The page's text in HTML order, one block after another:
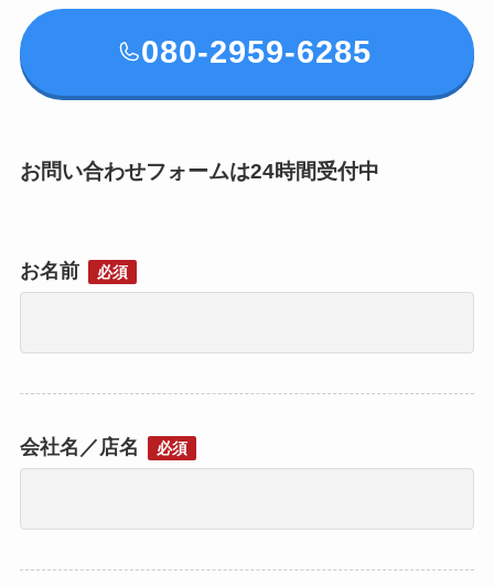
080-2959-6285
お問い合わせフォームは24時間受付中
お名前 必須
会社名／店名 必須